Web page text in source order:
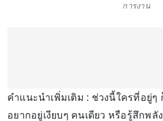
การงาน
คำแนะนำเพิ่มเติม : ช่วงนี้ใครที่อยู่ๆ
อยากอยู่เงียบๆ คนเดียว หรือรู้สึกพลั